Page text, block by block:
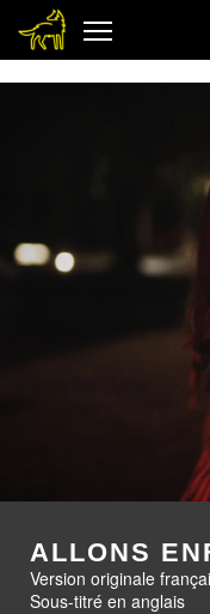
ALLONS
Version originale
Sous-titré en anglais